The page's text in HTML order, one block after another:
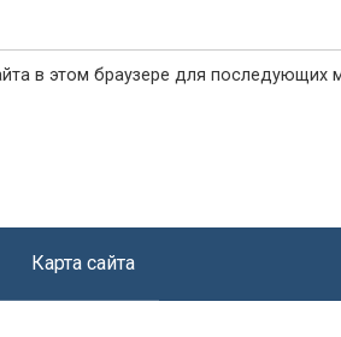
в этом браузере для последующих
Карта сайта